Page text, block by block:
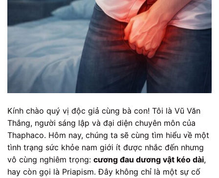
Kính chào quý vị độc giả cùng bà con! Tôi là Vũ Văn
Thắng, người sáng lập và đại diện chuyên môn của
Thaphaco. Hôm nay, chúng ta sẽ cùng tìm hiểu về một
tình trạng sức khỏe nam giới ít được nhắc đến nhưng
vô cùng nghiêm trọng: cương đau dương vật kéo dài,
hay còn gọi là Priapism. Đây không chỉ là một sự cố